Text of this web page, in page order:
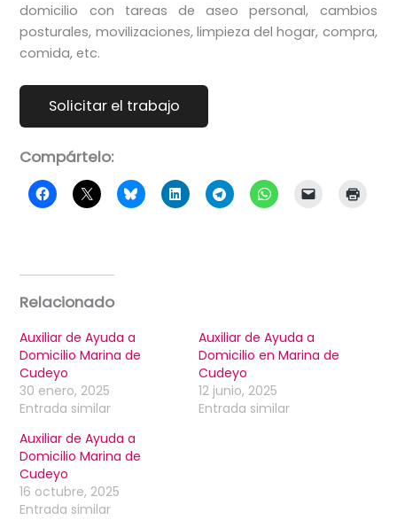
domicilio con tareas de aseo personal, cambios
posturales, movilizaciones, limpieza del hogar, compra,
comida, etc.
Compártelo:
Relacionado
Auxiliar de Ayuda a
Domicilio Marina de
Cudeyo
30 enero, 2025
Entrada similar
Auxiliar de Ayuda a
Domicilio en Marina de
Cudeyo
12 junio, 2025
Entrada similar
Auxiliar de Ayuda a
Domicilio Marina de
Cudeyo
16 octubre, 2025
Entrada similar